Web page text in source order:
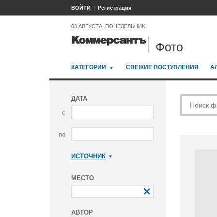
ВОЙТИ Регистрация
03 АВГУСТА, ПОНЕДЕЛЬНИК
Фото
КАТЕГОРИИ СВЕЖИЕ ПОСТУПЛЕНИЯ
ДАТА
с
по
ИСТОЧНИК
МЕСТО
АВТОР